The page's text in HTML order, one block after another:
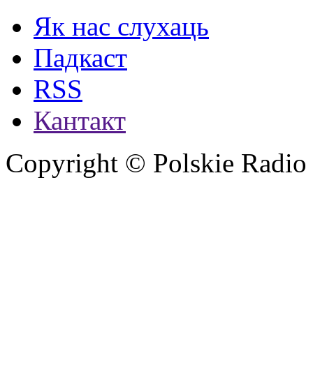
Як нас слухаць
Падкаст
RSS
Кантакт
Copyright © Polskie